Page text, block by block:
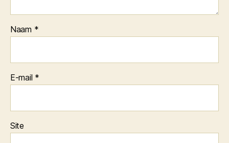
Naam *
E-mail *
Site